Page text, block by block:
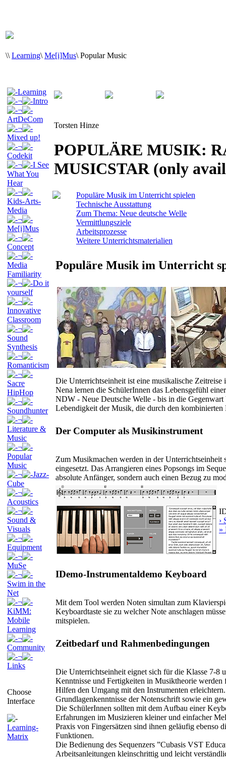
\\ Learning\ Me[i]Mus\ Popular Music
Learning
¬
Intro
¬
ArtDeCom
¬
Mixed up!
¬
Codekit
¬
I See
What You
Hear
¬
Kids-Arts-
Media
¬
Me[i]Mus
¬
Concept
¬
Media
Familiarity
¬
Do it
yourself
¬
Innovative
Classroom
¬
Sound
Synthesis
¬
Romanticism
¬
Sacre
HipHop
¬
Soundhunter
¬
Literature &
Music
¬
Popular
Music
¬
Jazz-
Cube
¬
Acoustics
¬
Sound &
Visuals
¬
Equipment
¬
MuSe
¬
Swim in the
Net
¬
KiMM:
Mobile
Learning
¬
Community
¬
Links
Choose
Interface
Learning-
Matrix
Torsten Hinze
POPULÄRE MUSIK:
MUSICSTAR (only
Populäre Musik im Unterricht spielen
Technische Ausstattung
Zum Thema: Neue deutsche Welle
Vermittlungsziele
Arbeitsprozesse
Weitere Unterrichtsmaterialien
Populäre Musik im Unterricht
Die Unterrichtseinheit ist eine musikalische Zeitreise
Nena lernen die SchülerInnen das Lebensgefühl
NDW - Neue Deutsche Welle - bis in die
Lebendigkeit der Musik, die durch den
Der Computer als Musikinstrument
Zum Musikmachen werden in der
eingesetzt. Das Arrangieren eines Popsongs im
absolute Anfänger, sondern auch einen Bezug zu
›
»
IDemo-Instrumentaldemo Keyboard
Mit dem Tool werden Noten simultan zum
Keyboardtaste sie zu welcher Note anschlagen
mitspielen.
Zeitbedarf und Rahmenbedingungen
Die Unterrichtseinheit eignet sich für die Klasse 7-8
Kenntnisse und Fertigkeiten in Musiktheorie
Hilfen den Umgang mit den Instrumenten erleichtern.
Grundlagenkenntnisse der Notenschrift sowie ein
Die SchülerInnen sollten mit dem Aufbau einer
Erfahrungen im Musizieren kleiner und einfacher
Praxis von Fingersätzen sind ihnen geläufig ebenso
Funktionen.
Die Bedienung des Sequenzers ”Cubasis VST
Arbeitsanleitungen kleinschrittig und leicht